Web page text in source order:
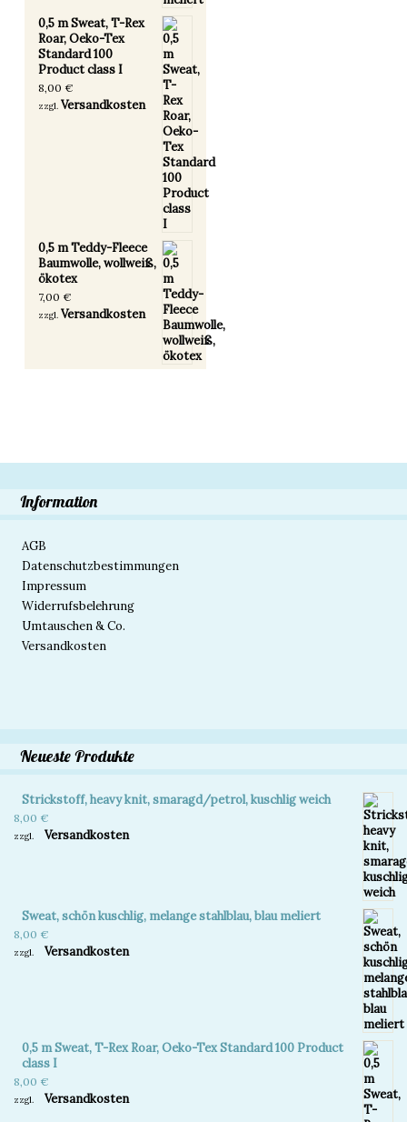
0,5 m Sweat, T-Rex
Roar, Oeko-Tex
Standard 100
Product class I
8,00 €
zzgl. Versandkosten
0,5 m Teddy-Fleece
Baumwolle, wollweiß,
ökotex
7,00 €
zzgl. Versandkosten
Information
AGB
Datenschutzbestimmungen
Impressum
Widerrufsbelehrung
Umtauschen & Co.
Versandkosten
Neueste Produkte
Strickstoff, heavy knit, smaragd/petrol, kuschlig weich
8,00 €
zzgl. Versandkosten
Sweat, schön kuschlig, melange stahlblau, blau meliert
8,00 €
zzgl. Versandkosten
0,5 m Sweat, T-Rex Roar, Oeko-Tex Standard 100 Product
class I
8,00 €
zzgl. Versandkosten